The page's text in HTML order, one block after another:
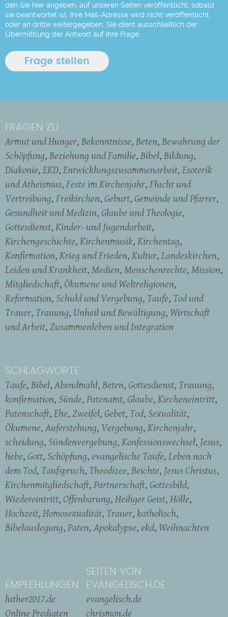
den Sie hier angeben, auf unseren Seiten veröffentlicht, sobald
sie beantwortet ist. Ihre Mail-Adresse wird nicht veröffentlicht
oder an dritte weitergegeben. Sie dient ausschließlich der
Übermittlung der Antwort auf Ihre Frage.
FRAGEN ZU
Armut und Hunger Bekenntnisse Beten Bewahrung der
Schöpfung Beziehung und Familie Bibel Bildung
Diakonie EKD Entwicklungszusammenarbeit Esoterik
und Atheismus Feste im Kirchenjahr Flucht und
Vertreibung Freikirchen Geburt Gemeinde und Pfarrer
Gesundheit und Medizin Glaube und Theologie
Gottesdienst Kinder- und Jugendarbeit
Kirchengeschichte Kirchenmusik Kirchentag
Konfirmation Krieg und Frieden Kultur Landeskirchen
Leiden und Krankheit Medien Menschenrechte Mission
Mitgliedschaft Ökumene und Weltreligionen
Reformation Schuld und Vergebung Taufe Tod und
Trauer Trauung Unheil und Bewältigung Wirtschaft
und Arbeit Zusammenleben und Integration
SCHLAGWORTE
Taufe Bibel Abendmahl Beten Gottesdienst Trauung
konfirmation Sünde Patenamt Glaube Kircheneintritt
Patenschaft Ehe Zweifel Gebet Tod Sexualität
Ökumene Auferstehung Vergebung Kirchenjahr
scheidung Sündenvergebung Konfessionswechsel Jesus
liebe Gott Schöpfung evangelische Taufe Leben nach
dem Tod Taufspruch Theodizee Beichte Jesus Christus
Kirchenmitgliedschaft Partnerschaft Gottesbild
Wiedereintritt Offenbarung Heiliger Geist Hölle
Hochzeit Homosexualität Trauer katholisch
Bibelauslegung Paten Apokalypse ekd Weihnachten
EMPFEHLUNGEN
luther2017.de
Online Predigten
SEITEN VON
EVANGELISCH.DE
evangelisch.de
chrismon.de